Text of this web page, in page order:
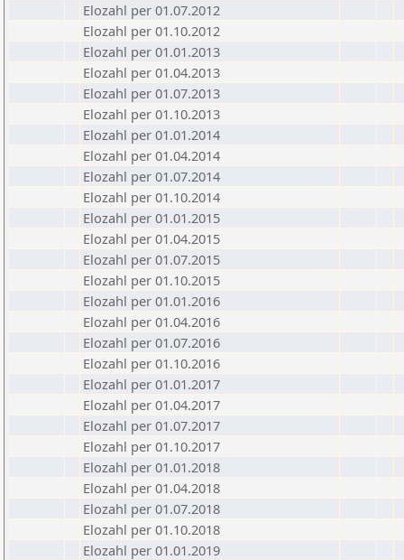
Elozahl per 01.07.2012
Elozahl per 01.10.2012
Elozahl per 01.01.2013
Elozahl per 01.04.2013
Elozahl per 01.07.2013
Elozahl per 01.10.2013
Elozahl per 01.01.2014
Elozahl per 01.04.2014
Elozahl per 01.07.2014
Elozahl per 01.10.2014
Elozahl per 01.01.2015
Elozahl per 01.04.2015
Elozahl per 01.07.2015
Elozahl per 01.10.2015
Elozahl per 01.01.2016
Elozahl per 01.04.2016
Elozahl per 01.07.2016
Elozahl per 01.10.2016
Elozahl per 01.01.2017
Elozahl per 01.04.2017
Elozahl per 01.07.2017
Elozahl per 01.10.2017
Elozahl per 01.01.2018
Elozahl per 01.04.2018
Elozahl per 01.07.2018
Elozahl per 01.10.2018
Elozahl per 01.01.2019